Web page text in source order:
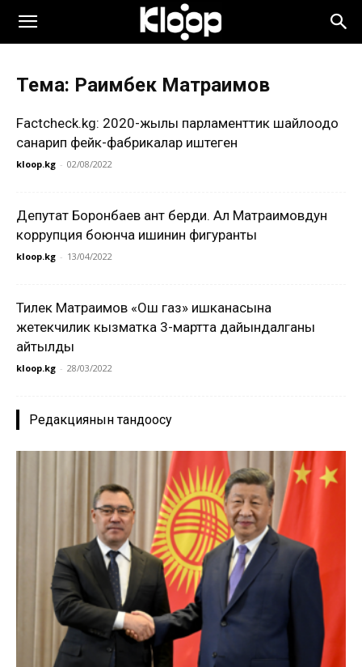
Тема: Раимбек Матраимов
Factcheck.kg: 2020-жылы парламенттик шайлоодо
санарип фейк-фабрикалар иштеген
kloop.kg - 02/08/2022
Депутат Боронбаев ант берди. Ал Матраимовдун
коррупция боюнча ишинин фигуранты
kloop.kg - 13/04/2022
Тилек Матраимов «Ош газ» ишканасына
жетекчилик кызматка 3-мартта дайындалганы
айтылды
kloop.kg - 28/03/2022
Редакциянын тандоосу